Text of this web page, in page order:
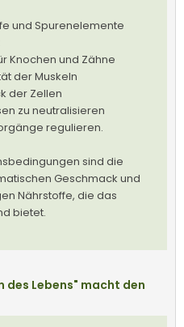
und Spurenelemente
Knochen und Zähne
der Muskeln
der Zellen
zu neutralisieren
regulieren.
sind die
Geschmack und
Nährstoffe, die das
bietet.
des Lebens" macht den